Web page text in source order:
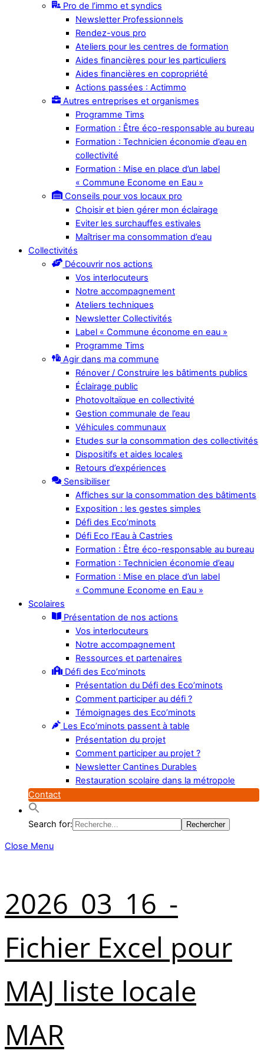
Pro de l’immo et syndics
Newsletter Professionnels
Rendez-vous pro
Ateliers pour les centres de formation
Aides financières pour les particuliers
Aides financières en copropriété
Actions passées : Actimmo
Autres entreprises et organismes
Programme Tims
Formation : Être éco-responsable au bureau
Formation : Technicien économie d’eau en
collectivité
Formation : Mise en place d’un label
« Commune Econome en Eau »
Conseils pour vos locaux pro
Choisir et bien gérer mon éclairage
Eviter les surchauffes estivales
Maîtriser ma consommation d’eau
Collectivités
Découvrir nos actions
Vos interlocuteurs
Notre accompagnement
Ateliers techniques
Newsletter Collectivités
Label « Commune économe en eau »
Programme Tims
Agir dans ma commune
Rénover / Construire les bâtiments publics
Éclairage public
Photovoltaïque en collectivité
Gestion communale de l’eau
Véhicules communaux
Etudes sur la consommation des collectivités
Dispositifs et aides locales
Retours d’expériences
Sensibiliser
Affiches sur la consommation des bâtiments
Exposition : les gestes simples
Défi des Eco’minots
Défi Eco l’Eau à Castries
Formation : Être éco-responsable au bureau
Formation : Technicien économie d’eau
Formation : Mise en place d’un label
« Commune Econome en Eau »
Scolaires
Présentation de nos actions
Vos interlocuteurs
Notre accompagnement
Ressources et partenaires
Défi des Eco’minots
Présentation du Défi des Eco’minots
Comment participer au défi ?
Témoignages des Eco’minots
Les Eco’minots passent à table
Présentation du projet
Comment participer au projet ?
Newsletter Cantines Durables
Restauration scolaire dans la métropole
Contact
Search for:
Close Menu
2026_03_16_-
Fichier Excel pour
MAJ liste locale
MAR